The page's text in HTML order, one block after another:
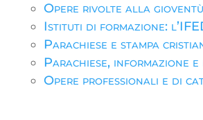
Opere rivolte alla gioventù
Istituti di formazione:
Parachiese e stampa
Parachiese, informazione e
Opere professionali e di